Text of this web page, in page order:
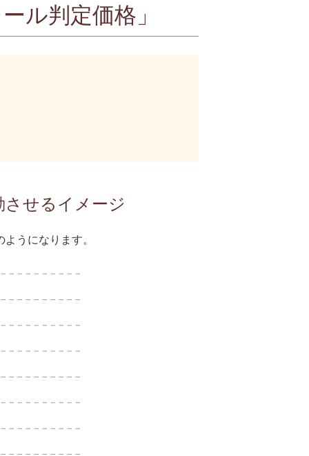
ル判定価格」
せるイメージ
うになります。